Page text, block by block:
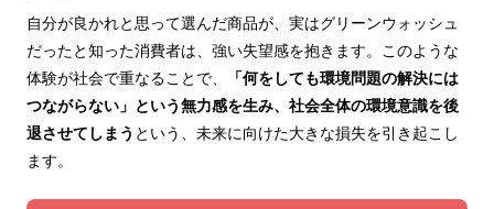
自分が良かれと思って選んだ商品が、実はグリーンウォッシュ
だったと知った消費者は、強い失望感を抱きます。このような
体験が社会で重なることで、
「何をしても環境問題の解決には
つながらない」という無力感を生み、社会全体の環境意識を後
退させてしまう という、未来に向けた大きな損失を引き起こし
ます。